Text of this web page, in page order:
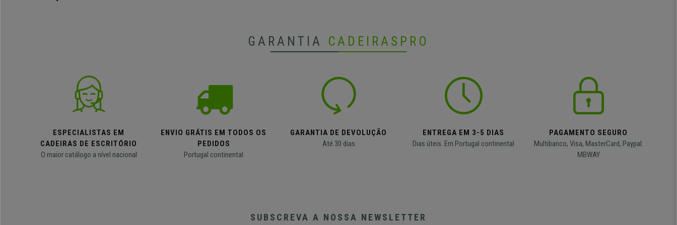
GARANTIA CADEIRASPRO
ESPECIALISTAS EM
CADEIRAS DE ESCRITÓRIO
O maior catálogo a nível nacional
ENVIO GRÁTIS EM TODOS OS
PEDIDOS
Portugal continental
GARANTIA DE DEVOLUÇÃO
Até 30 dias
ENTREGA EM 3-5 DIAS
Dias úteis. Em Portugal continental
PAGAMENTO SEGURO
Multibanco, Visa, MasterCard, Paypal.
MBWAY
SUBSCREVA A NOSSA NEWSLETTER